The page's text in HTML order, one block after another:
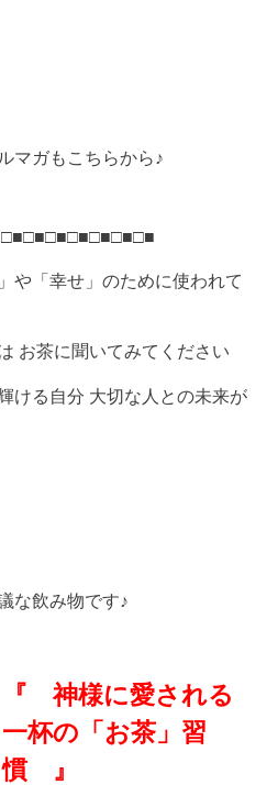
マガもこちらから♪
や「幸せ」のために使われて
お茶に聞いてみてください
ける自分 大切な人との未来が
な飲み物です♪
『 神様に愛される
一杯の「お茶」習
慣 』